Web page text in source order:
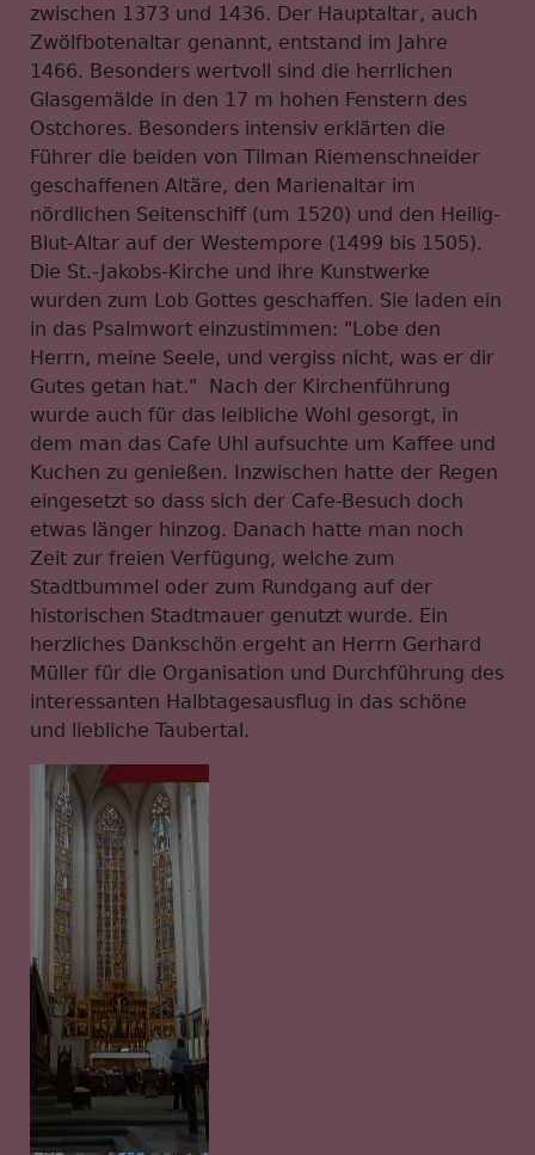
zwischen 1373 und 1436. Der Hauptaltar, auch
Zwölfbotenaltar genannt, entstand im Jahre
1466. Besonders wertvoll sind die herrlichen
Glasgemälde in den 17 m hohen Fenstern des
Ostchores. Besonders intensiv erklärten die
Führer die beiden von Tilman Riemenschneider
geschaffenen Altäre, den Marienaltar im
nördlichen Seitenschiff (um 1520) und den Heilig-
Blut-Altar auf der Westempore (1499 bis 1505).
Die St.-Jakobs-Kirche und ihre Kunstwerke
wurden zum Lob Gottes geschaffen. Sie laden ein
in das Psalmwort einzustimmen: "Lobe den
Herrn, meine Seele, und vergiss nicht, was er dir
Gutes getan hat." Nach der Kirchenführung
wurde auch für das leibliche Wohl gesorgt, in
dem man das Cafe Uhl aufsuchte um Kaffee und
Kuchen zu genießen. Inzwischen hatte der Regen
eingesetzt so dass sich der Cafe-Besuch doch
etwas länger hinzog. Danach hatte man noch
Zeit zur freien Verfügung, welche zum
Stadtbummel oder zum Rundgang auf der
historischen Stadtmauer genutzt wurde. Ein
herzliches Dankschön ergeht an Herrn Gerhard
Müller für die Organisation und Durchführung des
interessanten Halbtagesausflug in das schöne
und liebliche Taubertal.